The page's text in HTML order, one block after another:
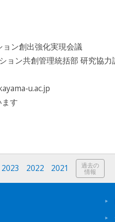
ン創出強化実現会議
ョン共創管理統括部 研究協力
u.ac.jp
す
2023 2022 2021 過去の
情報